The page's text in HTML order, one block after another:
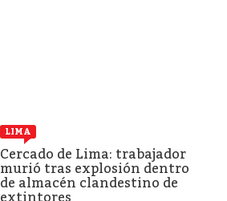
LIMA
Cercado de Lima: trabajador
murió tras explosión dentro
de almacén clandestino de
extintores